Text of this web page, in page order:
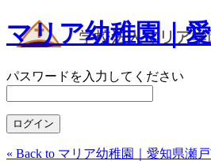
マリア幼稚園｜
パスワードを入力してください
« Back to マリア幼稚園｜愛知県瀬